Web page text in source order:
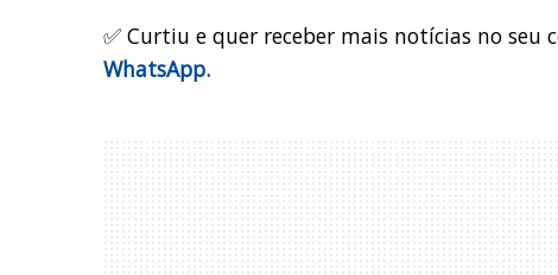
✅ Curtiu e quer receber mais notícias no seu
WhatsApp.